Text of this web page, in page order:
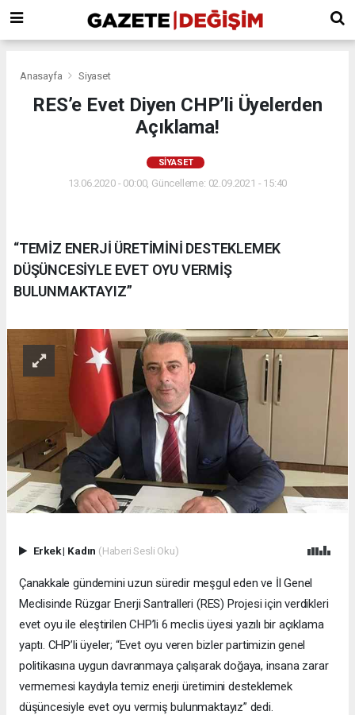
Anasayfa Siyaset
RES’e Evet Diyen CHP’li Üyelerden
Açıklama!
SIYASET
13.06.2020 - 00:00, Güncelleme: 02.09.2021 - 15:40
“TEMİZ ENERJİ ÜRETİMİNİ DESTEKLEMEK
DÜŞÜNCESİYLE EVET OYU VERMİŞ
BULUNMAKTAYIZ”
Erkek| Kadın (Haberi Sesli Oku)
Çanakkale gündemini uzun süredir meşgul eden ve İl Genel
Meclisinde Rüzgar Enerji Santralleri (RES) Projesi için verdikleri
evet oyu ile eleştirilen CHP’li 6 meclis üyesi yazılı bir açıklama
yaptı. CHP’li üyeler; “Evet oyu veren bizler partimizin genel
politikasına uygun davranmaya çalışarak doğaya, insana zarar
vermemesi kaydıyla temiz enerji üretimini desteklemek
düşüncesiyle evet oyu vermiş bulunmaktayız” dedi.